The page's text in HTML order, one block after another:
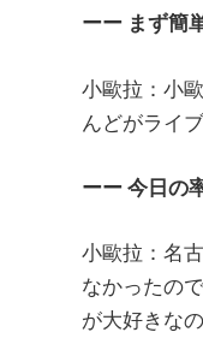
ーー まず簡
小歐拉：小
んどがライ
ーー 今日の
小歐拉：名
なかったの
が大好きな